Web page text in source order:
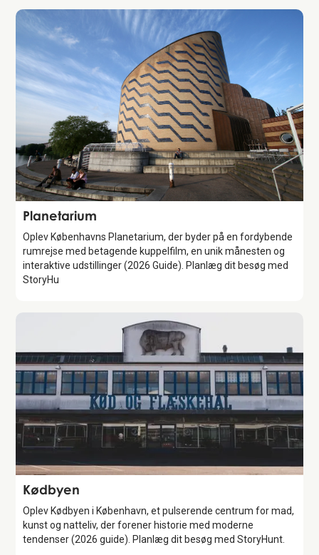
Attraction
Planetarium
Oplev Københavns Planetarium, der byder på en fordybende
rumrejse med betagende kuppelfilm, en unik månesten og
interaktive udstillinger (2026 Guide). Planlæg dit besøg med
StoryHu
Attraction
Kødbyen
Oplev Kødbyen i København, et pulserende centrum for mad,
kunst og natteliv, der forener historie med moderne
tendenser (2026 guide). Planlæg dit besøg med StoryHunt.